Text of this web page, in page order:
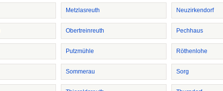
Metzlasreuth Neuzirkendorf
Obertreinreuth Pechhaus
Putzmühle Röthenlohe
Sommerau Sorg